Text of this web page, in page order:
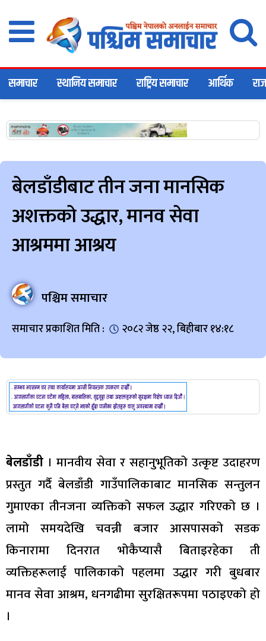
समाचार स्थानिय समाचार राष्ट्रिय समाचार आर्थिक
बेलडाँडीबाट तीन जना मानसिक
अशक्तको उद्धार, मानव सेवा
आश्रममा आश्रय
पश्चिम समाचार
समाचार प्रकाशित मिति : २०८२ जेष्ठ २२, बिहीबार १४:१८
बेलडाँडी । मानवीय सेवा र सहानुभूतिको उत्कृष्ट उदाहरण
प्रस्तुत गर्दै बेलडाँडी गाउँपालिकाबाट मानसिक सन्तुलन
गुमाएका तीनजना व्यक्तिको सफल उद्धार गरिएको छ ।
लामो समयदेखि चवन्नी बजार आसपासको सडक
किनारामा दिनरात भोकैप्यासै बिताइरहेका ती
व्यक्तिहरूलाई पालिकाको पहलमा उद्धार गरी बुधबार
मानव सेवा आश्रम, धनगढीमा सुरक्षितरूपमा पठाइएको हो
।